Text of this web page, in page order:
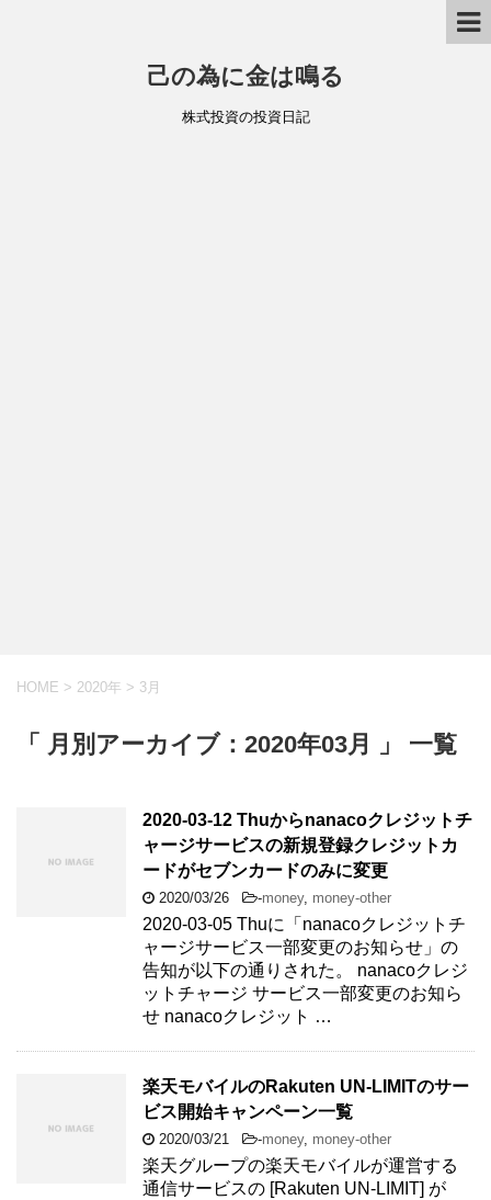
己の為に金は鳴る
株式投資の投資日記
HOME > 2020年 > 3月
「 月別アーカイブ：2020年03月 」 一覧
2020-03-12 Thuからnanacoクレジットチ
ャージサービスの新規登録クレジットカ
ードがセブンカードのみに変更
2020/03/26 -money, money-other
2020-03-05 Thuに「nanacoクレジットチ
ャージサービス一部変更のお知らせ」の
告知が以下の通りされた。 nanacoクレジ
ットチャージ サービス一部変更のお知ら
せ nanacoクレジット …
楽天モバイルのRakuten UN-LIMITのサー
ビス開始キャンペーン一覧
2020/03/21 -money, money-other
楽天グループの楽天モバイルが運営する
通信サービスの [Rakuten UN-LIMIT] が